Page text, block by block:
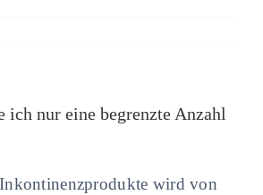
ich nur eine begrenzte Anzahl
wird von